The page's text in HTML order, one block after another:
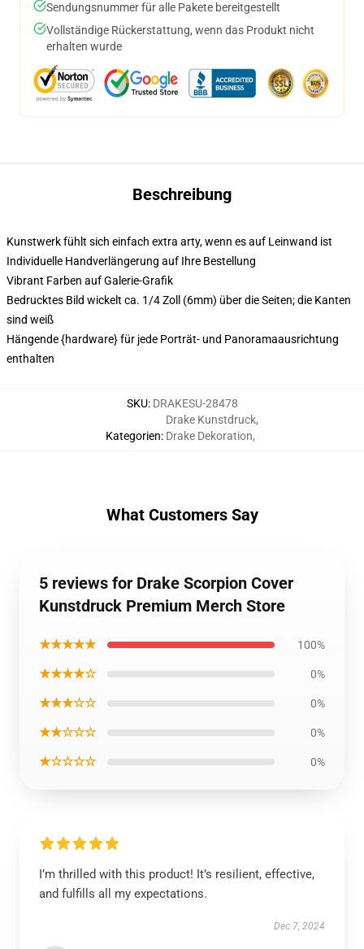
Sendungsnummer für alle Pakete bereitgestellt
Vollständige Rückerstattung, wenn das Produkt nicht
erhalten wurde
Beschreibung
Kunstwerk fühlt sich einfach extra arty, wenn es auf Leinwand ist
Individuelle Handverlängerung auf Ihre Bestellung
Vibrant Farben auf Galerie-Grafik
Bedrucktes Bild wickelt ca. 1/4 Zoll (6mm) über die Seiten; die Kanten
sind weiß
Hängende {hardware} für jede Porträt- und Panoramaausrichtung
enthalten
SKU: DRAKESU-28478
Kategorien:
Drake Kunstdruck,
Drake Dekoration,
What Customers Say
5 reviews for Drake Scorpion Cover
Kunstdruck Premium Merch Store
★★★★★ 100%
★★★★☆ 0%
★★★☆☆ 0%
★★☆☆☆ 0%
★☆☆☆☆ 0%
I’m thrilled with this product! It’s resilient, effective,
and fulfills all my expectations.
Dec 7, 2024